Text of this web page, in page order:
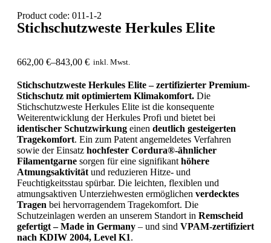
Product code: 011-1-2
Stichschutzweste Herkules Elite
662,00 €–843,00 € inkl. Mwst.
Stichschutzweste Herkules Elite – zertifizierter Premium-
Stichschutz mit optimiertem Klimakomfort. Die
Stichschutzweste Herkules Elite ist die konsequente
Weiterentwicklung der Herkules Profi und bietet bei
identischer Schutzwirkung einen deutlich gesteigerten
Tragekomfort. Ein zum Patent angemeldetes Verfahren
sowie der Einsatz hochfester Cordura®-ähnlicher
Filamentgarne sorgen für eine signifikant höhere
Atmungsaktivität und reduzieren Hitze- und
Feuchtigkeitsstau spürbar. Die leichten, flexiblen und
atmungsaktiven Unterziehwesten ermöglichen verdecktes
Tragen bei hervorragendem Tragekomfort. Die
Schutzeinlagen werden an unserem Standort in Remscheid
gefertigt – Made in Germany – und sind VPAM-zertifiziert
nach KDIW 2004, Level K1.